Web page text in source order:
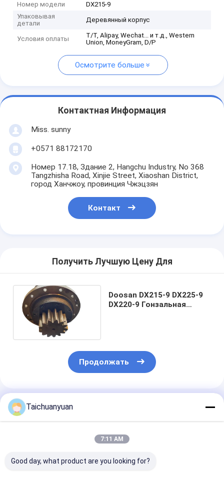
Номер модели
DX215-9
Упаковывая
детали
Деревянный корпус
Условия оплаты
T/T, Alipay, Wechat... и т.д., Western
Union, MoneyGram, D/P
Осмотрите больше
Контактная Информация
Miss. sunny
+0571 88172170
Номер 17.18, Здание 2, Hangchu Industry, No 368
Tangzhisha Road, Xinjie Street, Xiaoshan District,
город Ханчжоу, провинция Чжэцзян
Контакт
Получить Лучшую Цену Для
Doosan DX215-9 DX225-9
DX220-9 Гонзальная
Продолжать
Порекомендованные Продукты
Taichuanyuan
7:11 AM
Good day, what product are you looking for?